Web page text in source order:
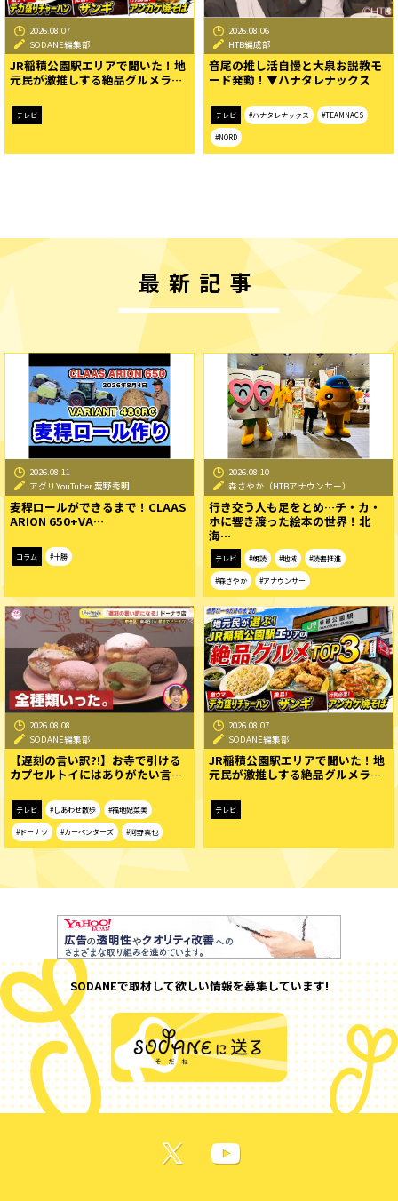
2026.08.07
SODANE編集部
JR稲積公園駅エリアで聞いた！地
元民が激推しする絶品グルメラ…
テレビ
2026.08.06
HTB編成部
音尾の推し活自慢と大泉お説教モ
ード発動！▼ハナタレナックス
テレビ #ハナタレナックス #TEAMNACS
#NORD
最新記事
2026.08.11
アグリYouTuber 粟野秀明
麦稈ロールができるまで！CLAAS
ARION 650+VA…
コラム #十勝
2026.08.10
森さやか（HTBアナウンサー）
行き交う人も足をとめ…チ・カ・
ホに響き渡った絵本の世界！北
海…
テレビ #朗読 #地域 #読書推進
#森さやか #アナウンサー
2026.08.08
SODANE編集部
【遅刻の言い訳?!】お寺で引ける
カプセルトイにはありがたい言…
テレビ #しあわせ散歩 #福地妃菜美
#ドーナツ #カーペンターズ #河野真也
2026.08.07
SODANE編集部
JR稲積公園駅エリアで聞いた！地
元民が激推しする絶品グルメラ…
テレビ
SODANEで取材して欲しい情報を募集しています!